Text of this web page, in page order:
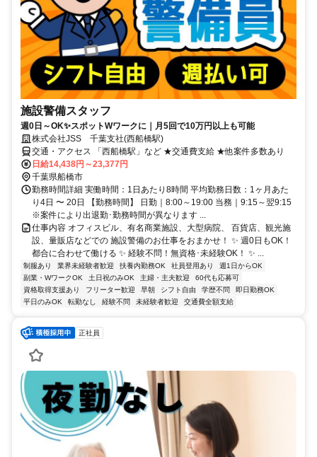
施設警備スタッフ
週0日～OK✨スポットWワークに｜月5回で10万円以上も可能
株式会社JSS 千葉支社(西船橋駅)
交通・アクセス 「西船橋駅」など ★交通費支給 ★他案件多数あり
日給14,438円～23,377円
千葉県船橋市
勤務時間詳細 実働時間：1日あたり8時間 平均勤務日数：1ヶ月あた
り4日 〜 20日 【勤務時間】 日勤｜8:00～19:00 当務｜9:15～翌9:15
※案件により出退勤･勤務時間が異なります ...
仕事内容 オフィスビル、有名商業施設、大型病院、 百貨店、観光施
設、量販店などでの 施設警備のお仕事をおまかせ！ ✨ 週0日もOK！
都合に合わせて働ける ✨ 経験不問！無資格･未経験OK！ ✨ ...
制服あり 業界未経験者歓迎 扶養内勤務OK 社員登用あり
週1日からOK
副業・WワークOK
土日祝のみOK 主婦・主夫歓迎
60代も応募可
資格取得支援あり
フリーター歓迎 早朝 シフト自由 学歴不問
即日勤務OK
平日のみOK
転勤なし 経験不問 未経験者歓迎 交通費全額支給
正社員